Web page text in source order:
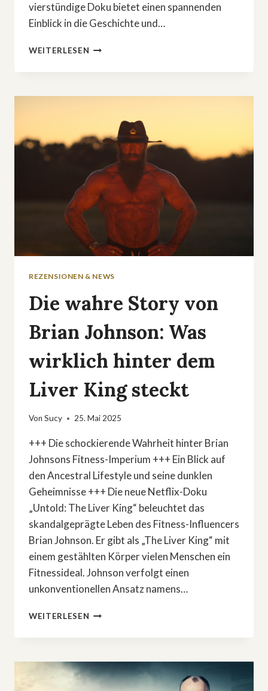
vierstündige Doku bietet einen spannenden
Einblick in die Geschichte und…
WEITERLESEN
DEUTSCHER
HOP:
HINTER
DEM
SOUND
REZENSIONEN & NEWS
Die wahre Story von
Brian Johnson: Was
wirklich hinter dem
Liver King steckt
Von Sucy 25. Mai 2025
+++ Die schockierende Wahrheit hinter Brian
Johnsons Fitness-Imperium +++ Ein Blick auf
den Ancestral Lifestyle und seine dunklen
Geheimnisse +++ Die neue Netflix-Doku
„Untold: The Liver King“ beleuchtet das
skandalgeprägte Leben des Fitness-Influencers
Brian Johnson. Er gibt als „The Liver King“ mit
einem gestählten Körper vielen Menschen ein
Fitnessideal. Johnson verfolgt einen
unkonventionellen Ansatz namens…
WEITERLESEN DIE
STORY
BRIAN
JOHNSON:
WAS